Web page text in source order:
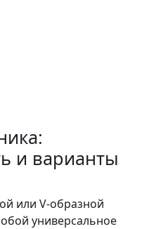
и варианты
или V-образной
универсальное